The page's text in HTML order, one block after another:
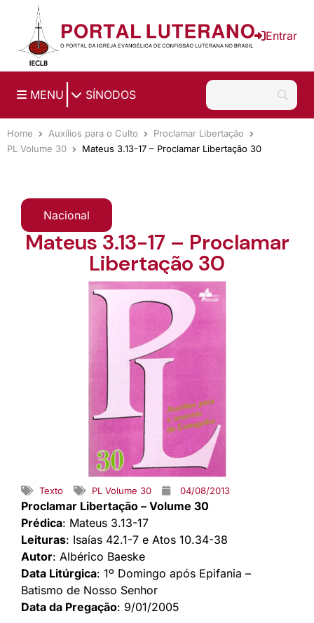
Ir para o conteúdo principal
Entrar
MENU SÍNODOS
Home Auxílios para o Culto
Proclamar Libertação
PL Volume 30
Mateus 3.13-17 – Proclamar Libertação 30
Nacional
Mateus 3.13-17 – Proclamar
Libertação 30
Texto PL Volume 30 04/08/2013
Proclamar Libertação – Volume 30
Prédica: Mateus 3.13-17
Leituras: Isaías 42.1-7 e Atos 10.34-38
Autor: Albérico Baeske
Data Litúrgica: 1º Domingo após Epifania –
Batismo de Nosso Senhor
Data da Pregação: 9/01/2005